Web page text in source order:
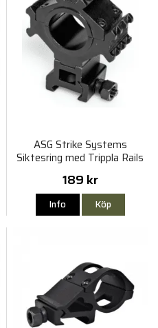
ASG Strike Systems
Siktesring med Trippla Rails
189 kr
Info Köp